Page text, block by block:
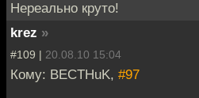
Нереально круто!
krez »
#109 | 20.08.10 15:04
Кому: BECTHuK, #97